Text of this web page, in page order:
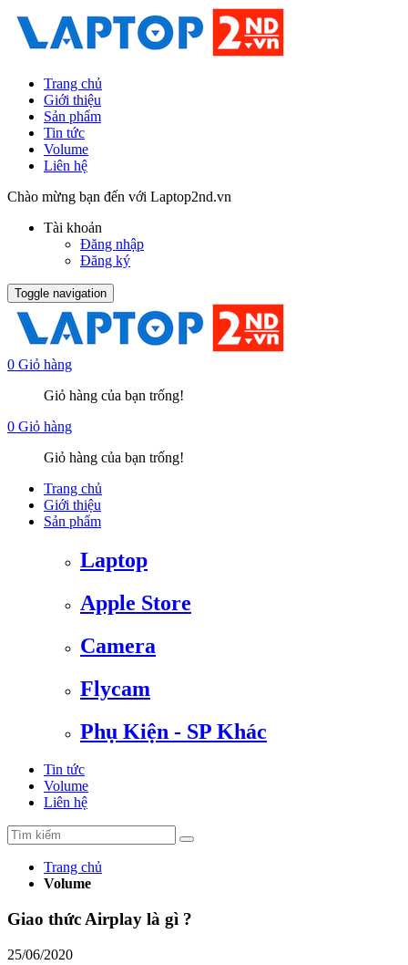
Trang chủ
Giới thiệu
Sản phẩm
Tin tức
Volume
Liên hệ
Chào mừng bạn đến với Laptop2nd.vn
Tài khoản
Đăng nhập
Đăng ký
Toggle navigation
0 Giỏ hàng
Giỏ hàng của bạn trống!
0 Giỏ hàng
Giỏ hàng của bạn trống!
Trang chủ
Giới thiệu
Sản phẩm
Laptop
Apple Store
Camera
Flycam
Phụ Kiện - SP Khác
Tin tức
Volume
Liên hệ
Trang chủ
Volume
Giao thức Airplay là gì ?
25/06/2020